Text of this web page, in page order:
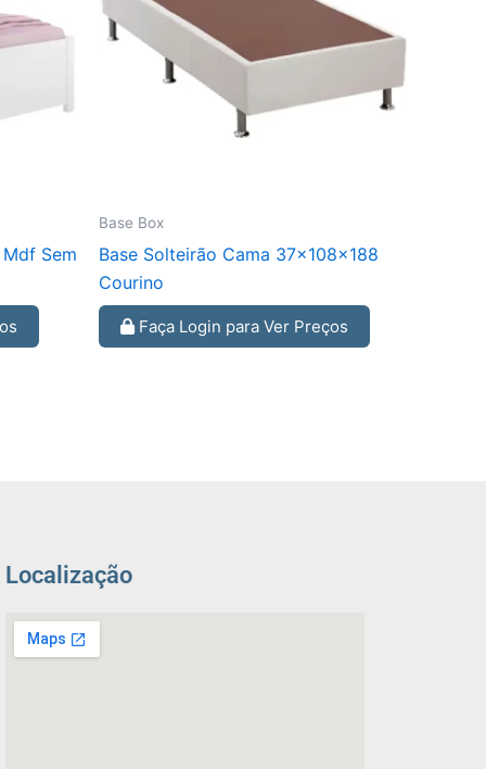
Sem
Base Box
Base Solteirão Cama 37x108x188
Courino
Faça Login para Ver Preços
Localização